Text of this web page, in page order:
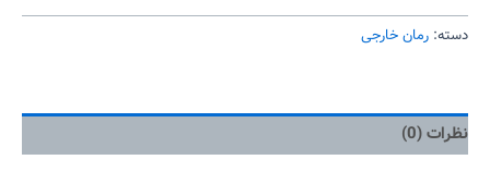
دسته: رمان خارجی
نظرات (0)